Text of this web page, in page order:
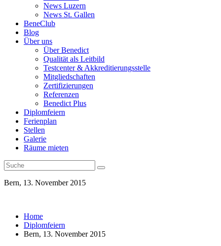
News Luzern
News St. Gallen
BeneClub
Blog
Über uns
Über Benedict
Qualität als Leitbild
Testcenter & Akkreditierungsstelle
Mitgliedschaften
Zertifizierungen
Referenzen
Benedict Plus
Diplomfeiern
Ferienplan
Stellen
Galerie
Räume mieten
Bern, 13. November 2015
Home
Diplomfeiern
Bern, 13. November 2015